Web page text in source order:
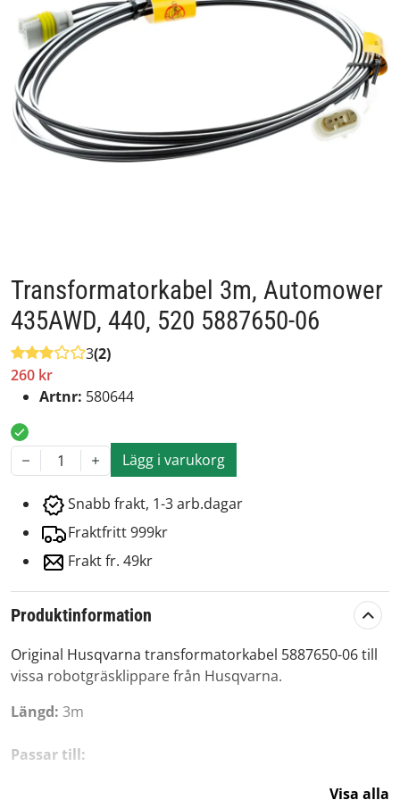
Transformatorkabel 3m, Automower
435AWD, 440, 520 5887650-06
3(2)
260 kr
Artnr: 580644
1 Lägg i varukorg
Snabb frakt, 1-3 arb.dagar
Fraktfritt 999kr
Frakt fr. 49kr
Produktinformation
Original Husqvarna transformatorkabel 5887650-06 till
vissa robotgräsklippare från Husqvarna.
Längd: 3m
Passar till:
Visa alla